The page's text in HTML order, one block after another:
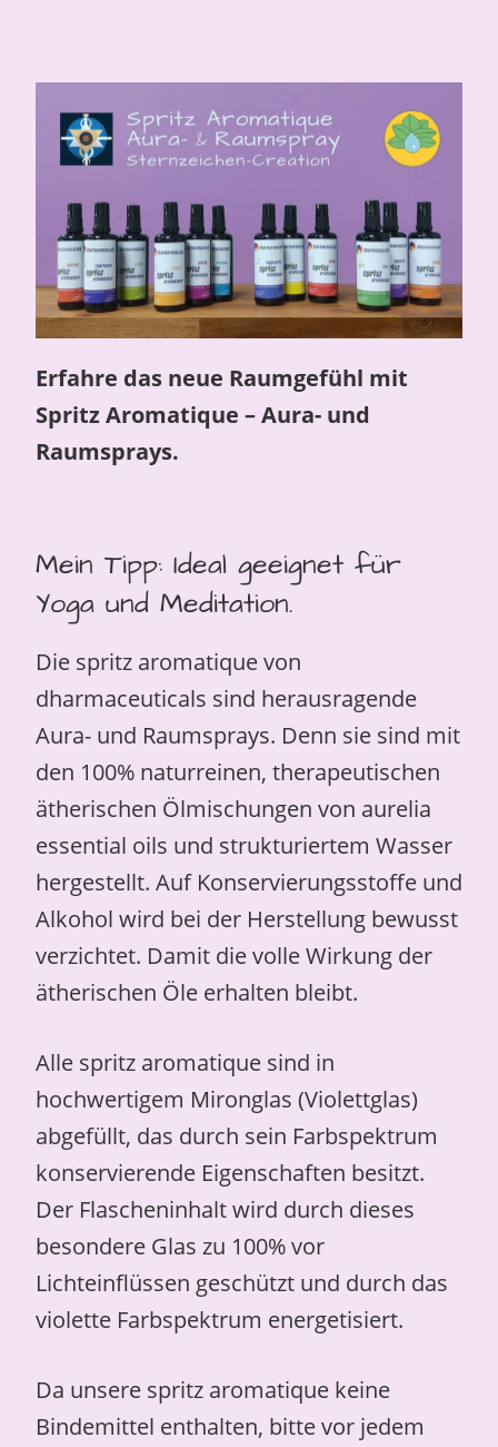
Erfahre das neue Raumgefühl mit
Spritz Aromatique – Aura- und
Raumsprays.
Mein Tipp: Ideal geeignet für
Yoga und Meditation.
Die spritz aromatique von
dharmaceuticals sind herausragende
Aura- und Raumsprays. Denn sie sind mit
den 100% naturreinen, therapeutischen
ätherischen Ölmischungen von aurelia
essential oils und strukturiertem Wasser
hergestellt. Auf Konservierungsstoffe und
Alkohol wird bei der Herstellung bewusst
verzichtet. Damit die volle Wirkung der
ätherischen Öle erhalten bleibt.
Alle spritz aromatique sind in
hochwertigem Mironglas (Violettglas)
abgefüllt, das durch sein Farbspektrum
konservierende Eigenschaften besitzt.
Der Flascheninhalt wird durch dieses
besondere Glas zu 100% vor
Lichteinflüssen geschützt und durch das
violette Farbspektrum energetisiert.
Da unsere spritz aromatique keine
Bindemittel enthalten, bitte vor jedem